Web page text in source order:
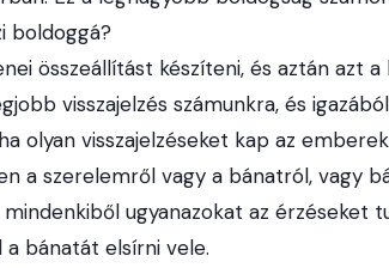
boldoggá?
összeállítást készíteni, és aztán azt
visszajelzés számunkra, és
olyan visszajelzéseket kap az
a szerelemről vagy a bánatról, vagy
ugyanazokat az érzéseket
bánatát elsírni vele.